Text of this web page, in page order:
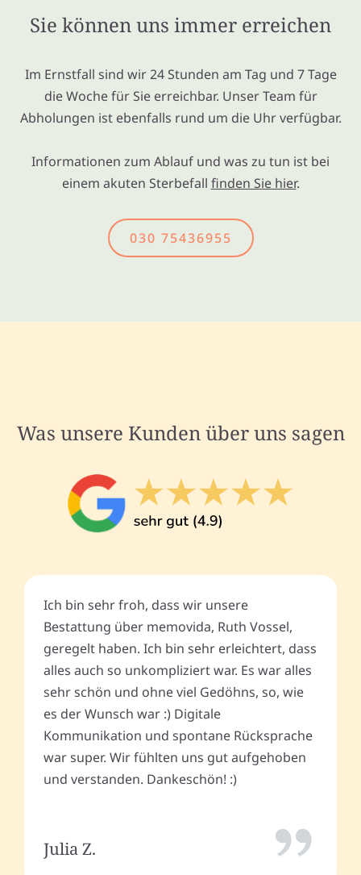
Sie können uns immer erreichen
Im Ernstfall sind wir 24 Stunden am Tag und 7 Tage
die Woche für Sie erreichbar. Unser Team für
Abholungen ist ebenfalls rund um die Uhr verfügbar.
Informationen zum Ablauf und was zu tun ist bei
einem akuten Sterbefall finden Sie hier.
030 75436955
Was unsere Kunden über uns sagen
Ich bin sehr froh, dass wir unsere
Bestattung über memovida, Ruth Vossel,
geregelt haben. Ich bin sehr erleichtert, dass
alles auch so unkompliziert war. Es war alles
sehr schön und ohne viel Gedöhns, so, wie
es der Wunsch war :) Digitale
Kommunikation und spontane Rücksprache
war super. Wir fühlten uns gut aufgehoben
und verstanden. Dankeschön! :)
Julia Z.